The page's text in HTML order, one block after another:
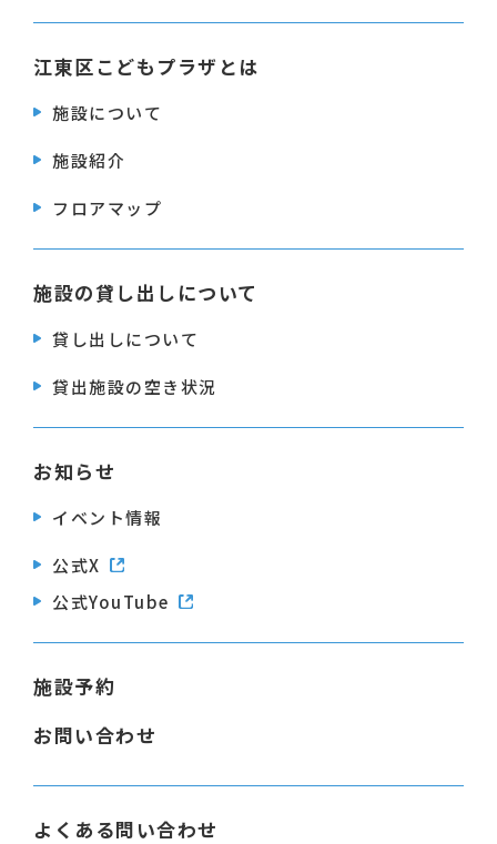
江東区こどもプラザとは
施設について
施設紹介
フロアマップ
施設の貸し出しについて
貸し出しについて
貸出施設の空き状況
お知らせ
イベント情報
公式X
公式YouTube
施設予約
お問い合わせ
よくある問い合わせ